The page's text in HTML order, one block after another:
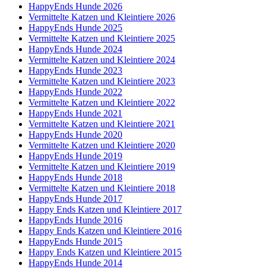
HappyEnds Hunde 2026
Vermittelte Katzen und Kleintiere 2026
HappyEnds Hunde 2025
Vermittelte Katzen und Kleintiere 2025
HappyEnds Hunde 2024
Vermittelte Katzen und Kleintiere 2024
HappyEnds Hunde 2023
Vermittelte Katzen und Kleintiere 2023
HappyEnds Hunde 2022
Vermittelte Katzen und Kleintiere 2022
HappyEnds Hunde 2021
Vermittelte Katzen und Kleintiere 2021
HappyEnds Hunde 2020
Vermittelte Katzen und Kleintiere 2020
HappyEnds Hunde 2019
Vermittelte Katzen und Kleintiere 2019
HappyEnds Hunde 2018
Vermittelte Katzen und Kleintiere 2018
HappyEnds Hunde 2017
Happy Ends Katzen und Kleintiere 2017
HappyEnds Hunde 2016
Happy Ends Katzen und Kleintiere 2016
HappyEnds Hunde 2015
Happy Ends Katzen und Kleintiere 2015
HappyEnds Hunde 2014